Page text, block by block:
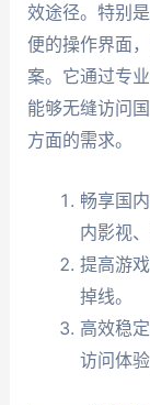
效途径。特别
便的操作界面
案。它通过专
能够无缝访问
方面的需求。
畅享国
内影视、
提高游
掉线。
高效稳
访问体验